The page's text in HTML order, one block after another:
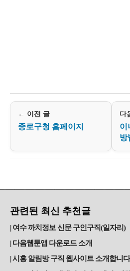
← 이전 글
종로구청 홈페이지
다
이
방
관련된 최신 추천글
여수 까치정보 신문 구인구직(일자리)
다음웹툰앱 다운로드 소개
시흥 알림방 구직 웹사이트 소개합니